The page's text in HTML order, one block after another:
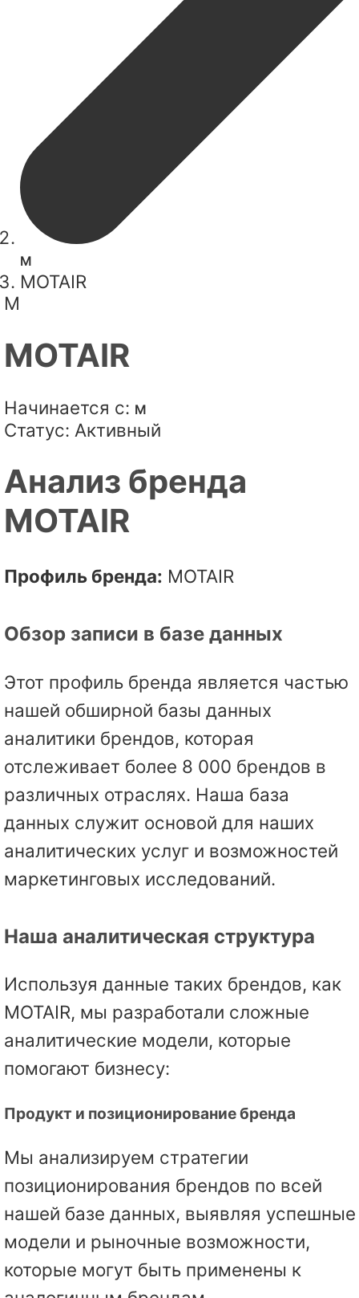
M
MOTAIR
M
MOTAIR
Начинается с: M
Статус: Активный
Анализ бренда
MOTAIR
Профиль бренда: MOTAIR
Обзор записи в базе данных
Этот профиль бренда является частью
нашей обширной базы данных
аналитики брендов, которая
отслеживает более 8 000 брендов в
различных отраслях. Наша база
данных служит основой для наших
аналитических услуг и возможностей
маркетинговых исследований.
Наша аналитическая структура
Используя данные таких брендов, как
MOTAIR, мы разработали сложные
аналитические модели, которые
помогают бизнесу:
Продукт и позиционирование бренда
Мы анализируем стратегии
позиционирования брендов по всей
нашей базе данных, выявляя успешные
модели и рыночные возможности,
которые могут быть применены к